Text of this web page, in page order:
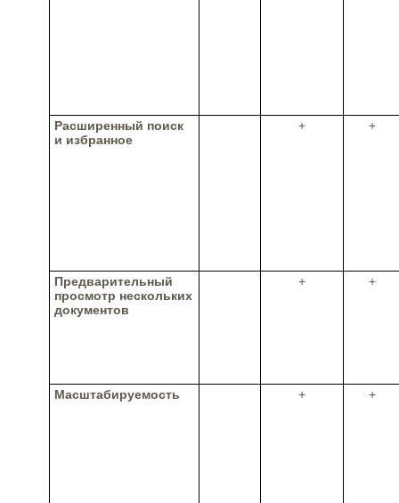
Расширенный поиск
и избранное
+ +
Предварительный
просмотр нескольких
документов
+ +
Масштабируемость + +